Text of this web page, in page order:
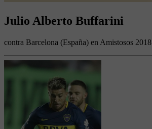
Julio Alberto Buffarini
contra Barcelona (España) en Amistosos 2018